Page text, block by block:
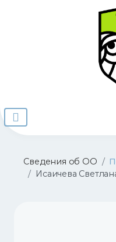
Сведения об ОО
Исаичева